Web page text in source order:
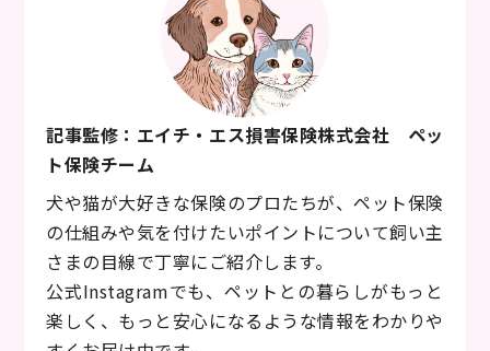
記事監修：エイチ・エス損害保険株式会社 ペッ
ト保険チーム
犬や猫が大好きな保険のプロたちが、ペット保険
の仕組みや気を付けたいポイントについて飼い主
さまの目線で丁寧にご紹介します。
公式Instagramでも、ペットとの暮らしがもっと
楽しく、もっと安心になるような情報をわかりや